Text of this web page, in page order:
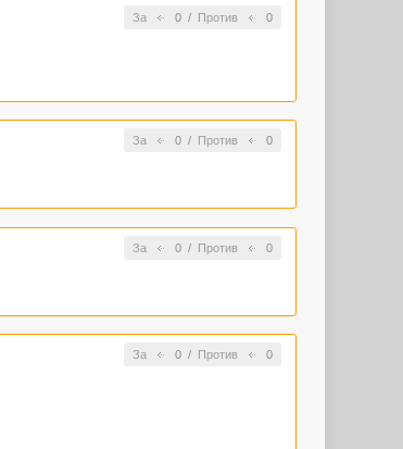
За 0/ Против 0
За 0/ Против 0
За 0/ Против 0
За 0/ Против 0